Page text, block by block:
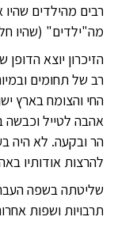
רבים מהילדים
מה"ילדים" (שהיו חלקם כבר בני
הזיכרון יוצא
רב של תחומים
החי והצומח בארץ
אהבה לטייל
הר ובקעה. לא היה
להרצות אודותיו
שליטתה בשפה
תרבויות ושפות